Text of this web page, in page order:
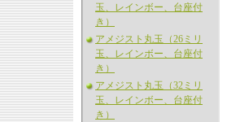
玉、レインボー、台座付
き）
アメジスト丸玉（26ミリ
玉、レインボー、台座付
き）
アメジスト丸玉（32ミリ
玉、レインボー、台座付
き）